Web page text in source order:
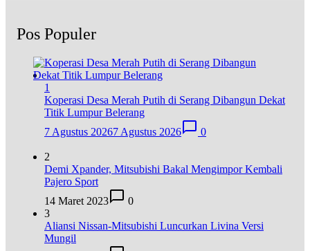
Pos Populer
1
Koperasi Desa Merah Putih di Serang Dibangun Dekat
Titik Lumpur Belerang
7 Agustus 20267 Agustus 2026 0
2
Demi Xpander, Mitsubishi Bakal Mengimpor Kembali
Pajero Sport
14 Maret 2023
0
3
Aliansi Nissan-Mitsubishi Luncurkan Livina Versi
Mungil